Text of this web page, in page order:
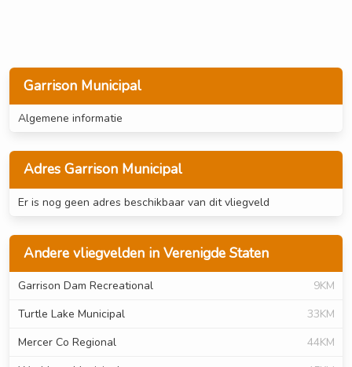
Garrison Municipal
Algemene informatie
Adres Garrison Municipal
Er is nog geen adres beschikbaar van dit vliegveld
Andere vliegvelden in Verenigde Staten
Garrison Dam Recreational
9KM
Turtle Lake Municipal
33KM
Mercer Co Regional
44KM